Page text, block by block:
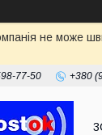
не може
77-50 +380